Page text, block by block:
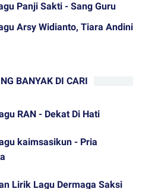
Panji Sakti - Sang Guru
Arsy Widianto, Tiara Andini
BANYAK DI CARI
RAN - Dekat Di Hati
kaimsasikun - Pria
Lirik Lagu Dermaga Saksi